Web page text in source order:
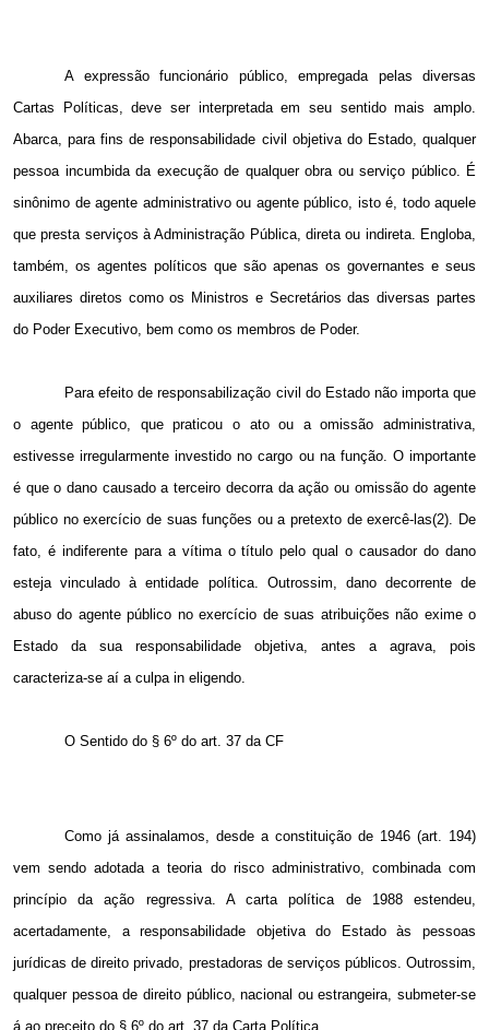
A expressão funcionário público, empregada pelas diversas
Cartas Políticas, deve ser interpretada em seu sentido mais amplo.
Abarca, para fins de responsabilidade civil objetiva do Estado, qualquer
pessoa incumbida da execução de qualquer obra ou serviço público. É
sinônimo de agente administrativo ou agente público, isto é, todo aquele
que presta serviços à Administração Pública, direta ou indireta. Engloba,
também, os agentes políticos que são apenas os governantes e seus
auxiliares diretos como os Ministros e Secretários das diversas partes
do Poder Executivo, bem como os membros de Poder.
Para efeito de responsabilização civil do Estado não importa que
o agente público, que praticou o ato ou a omissão administrativa,
estivesse irregularmente investido no cargo ou na função. O importante
é que o dano causado a terceiro decorra da ação ou omissão do agente
público no exercício de suas funções ou a pretexto de exercê-las(2). De
fato, é indiferente para a vítima o título pelo qual o causador do dano
esteja vinculado à entidade política. Outrossim, dano decorrente de
abuso do agente público no exercício de suas atribuições não exime o
Estado da sua responsabilidade objetiva, antes a agrava, pois
caracteriza-se aí a culpa in eligendo.
O Sentido do § 6º do art. 37 da CF
Como já assinalamos, desde a constituição de 1946 (art. 194)
vem sendo adotada a teoria do risco administrativo, combinada com
princípio da ação regressiva. A carta política de 1988 estendeu,
acertadamente, a responsabilidade objetiva do Estado às pessoas
jurídicas de direito privado, prestadoras de serviços públicos. Outrossim,
qualquer pessoa de direito público, nacional ou estrangeira, submeter-se
á ao preceito do § 6º do art. 37 da Carta Política.